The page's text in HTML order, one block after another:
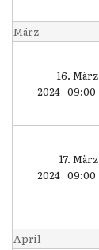
März
16. März
2024 09:00
17. März
2024 09:00
April